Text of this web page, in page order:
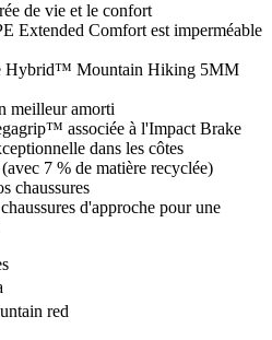
de vie et le confort
Extended Comfort est imperméable
Hybrid™ Mountain Hiking 5MM
meilleur amorti
associée à l'Impact Brake
dans les côtes
7 % de matière recyclée)
chaussures
d'approche pour une
red